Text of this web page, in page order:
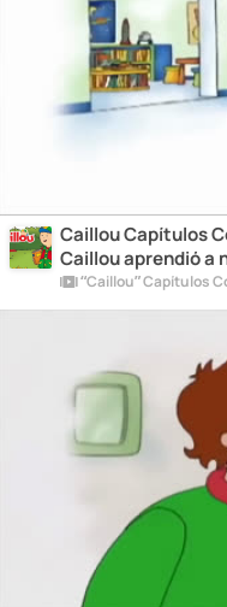
Caillou Capítulos
Caillou aprendió a
“Caillou” Capítulos